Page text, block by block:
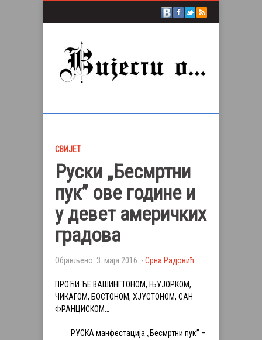
СВИЈЕТ
Руски „Бесмртни
пук” ове године и
у девет америчких
градова
Објављено: 3. маја 2016. -Срна Радовић
ПРОЋИ ЋЕ ВАШИНГТОНОМ, ЊУЈОРКОМ,
ЧИКАГОМ, БОСТОНОМ, ХЈУСТОНОМ, САН
ФРАНЦИСКОМ…
РУСКА манфестација „Бесмртни пук” –